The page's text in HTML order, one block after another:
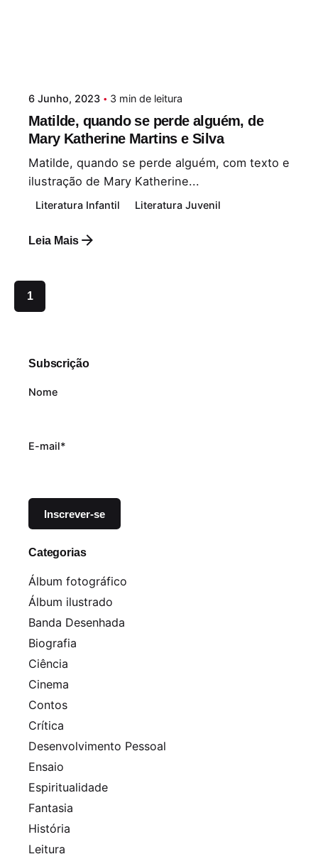
6 Junho, 2023 3 min de leitura
Matilde, quando se perde alguém, de
Mary Katherine Martins e Silva
Matilde, quando se perde alguém, com texto e
ilustração de Mary Katherine...
Literatura Infantil Literatura Juvenil
Leia Mais
1
Subscrição
Nome
E-mail*
Categorias
Álbum fotográfico
Álbum ilustrado
Banda Desenhada
Biografia
Ciência
Cinema
Contos
Crítica
Desenvolvimento Pessoal
Ensaio
Espiritualidade
Fantasia
História
Leitura